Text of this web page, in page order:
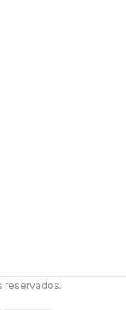
reservados.